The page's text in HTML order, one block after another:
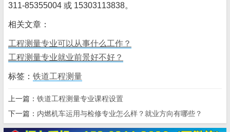
311-85355004 或 15303113838。
相关文章：
工程测量专业可以从事什么工作？
工程测量专业就业前景好不好？
标签： 铁道工程测量
上一篇： 铁道工程测量专业课程设置
下一篇： 内燃机车运用与检修专业怎么样？就业方向有哪些？